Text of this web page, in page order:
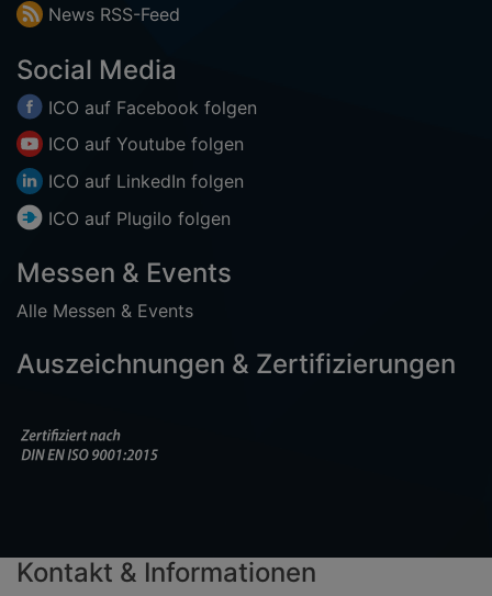
News RSS-Feed
Social Media
ICO auf Facebook folgen
ICO auf Youtube folgen
ICO auf LinkedIn folgen
ICO auf Plugilo folgen
Messen & Events
Alle Messen & Events
Auszeichnungen & Zertifizierungen
Kontakt & Informationen